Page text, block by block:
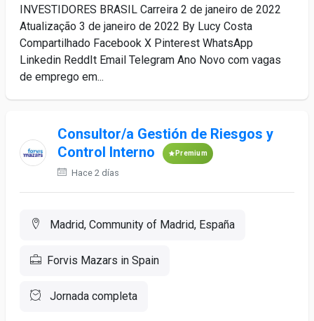
INVESTIDORES BRASIL Carreira 2 de janeiro de 2022
Atualização 3 de janeiro de 2022 By Lucy Costa
Compartilhado Facebook X Pinterest WhatsApp
Linkedin ReddIt Email Telegram Ano Novo com vagas
de emprego em...
Consultor/a Gestión de Riesgos y
Control Interno
Premium
Hace 2 días
Madrid, Community of Madrid, España
Forvis Mazars in Spain
Jornada completa